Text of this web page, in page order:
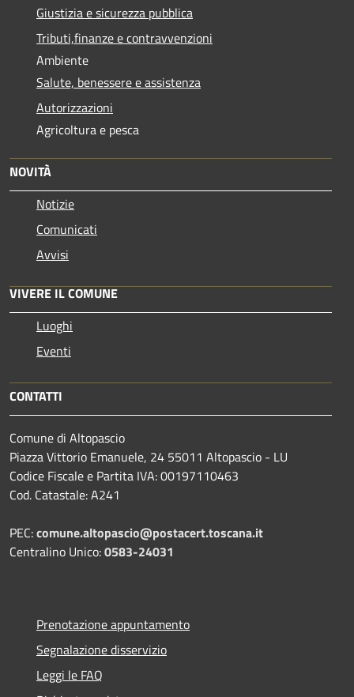
Giustizia e sicurezza pubblica
Tributi,finanze e contravvenzioni
Ambiente
Salute, benessere e assistenza
Autorizzazioni
Agricoltura e pesca
NOVITÀ
Notizie
Comunicati
Avvisi
VIVERE IL COMUNE
Luoghi
Eventi
CONTATTI
Comune di Altopascio
Piazza Vittorio Emanuele, 24 55011 Altopascio - LU
Codice Fiscale e Partita IVA: 00197110463
Cod. Catastale: A241
PEC:comune.altopascio@postacert.toscana.it
Centralino Unico:0583-24031
Prenotazione appuntamento
Segnalazione disservizio
Leggi le FAQ